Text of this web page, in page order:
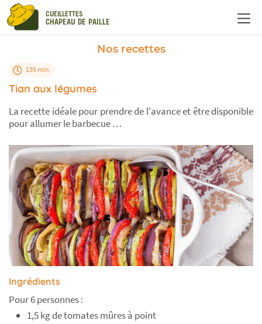
CUEILLETTES
CHAPEAU DE PAILLE
Nos recettes
135 min
Tian aux légumes
La recette idéale pour prendre de l'avance et être disponible
pour allumer le barbecue …
Ingrédients
Pour 6 personnes :
1,5 kg de tomates mûres à point
Panneau de gestion des cookies